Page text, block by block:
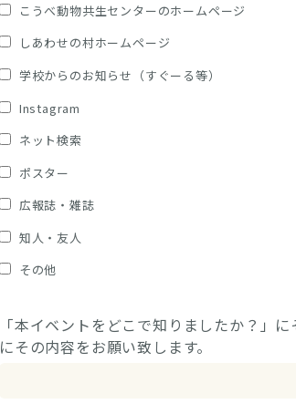
こうべ動物共生センターのホームページ
しあわせの村ホームページ
学校からのお知らせ（すぐーる等）
Instagram
ネット検索
ポスター
広報誌・雑誌
知人・友人
その他
「本イベントをどこで知りましたか？」
にその内容をお願い致します。